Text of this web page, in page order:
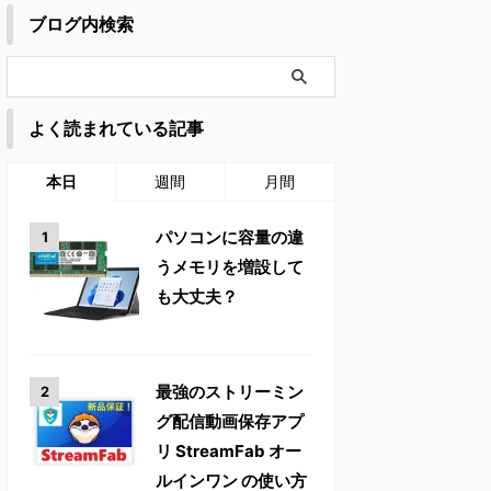
ブログ内検索
よく読まれている記事
本日 週間 月間
パソコンに容量の違
うメモリを増設して
も大丈夫？
最強のストリーミン
グ配信動画保存アプ
リ StreamFab オー
ルインワン の使い方